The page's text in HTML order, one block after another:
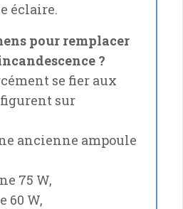
éclaire.
pour remplacer
?
se fier aux
sur
ancienne ampoule
75 W,
60 W,